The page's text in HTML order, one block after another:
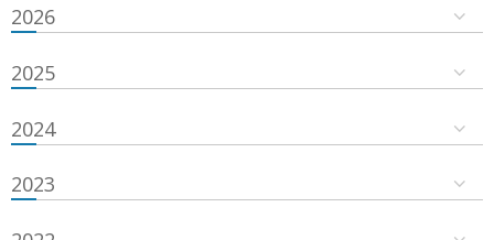
2026
2025
2024
2023